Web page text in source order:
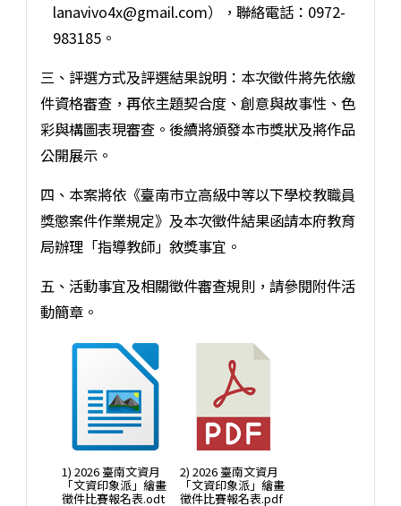
lanavivo4x@gmail.com），聯絡電話：0972-
983185。
三、評選方式及評選結果說明：本次徵件將先依繳
件資格審查，再依主題契合度、創意與故事性、色
彩與構圖表現審查。後續將頒發本市獎狀及將作品
公開展示。
四、本案將依《臺南市立高級中等以下學校教職員
獎懲案件作業規定》及本次徵件結果函請本府教育
局辦理「指導教師」敘獎事宜。
五、活動事宜及相關徵件審查規則，請參閱附件活
動簡章。
1) 2026 臺南文資月
「文資印象派」繪畫
徵件比賽報名表.odt
2) 2026 臺南文資月
「文資印象派」繪畫
徵件比賽報名表.pdf